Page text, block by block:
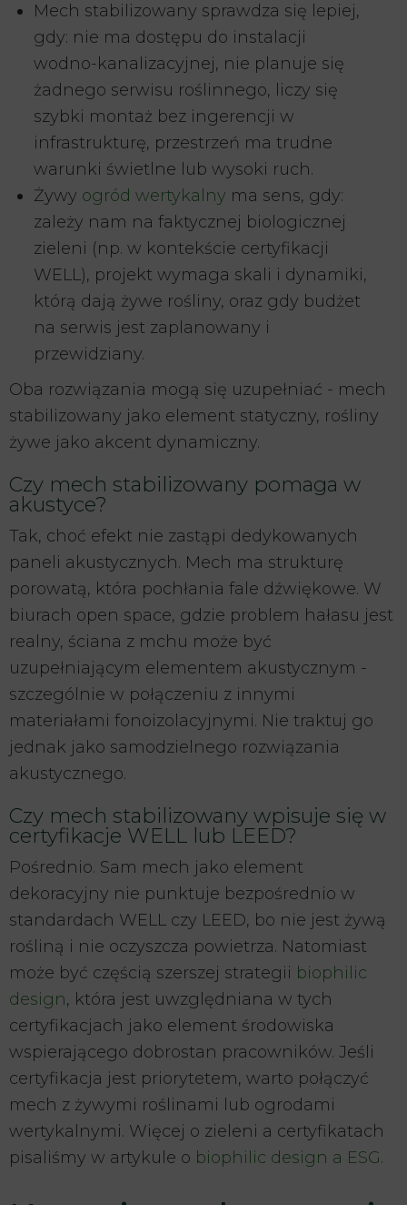
Mech stabilizowany sprawdza się lepiej,
gdy: nie ma dostępu do instalacji
wodno-kanalizacyjnej, nie planuje się
żadnego serwisu roślinnego, liczy się
szybki montaż bez ingerencji w
infrastrukturę, przestrzeń ma trudne
warunki świetlne lub wysoki ruch.
Żywy ogród wertykalny ma sens, gdy:
zależy nam na faktycznej biologicznej
zieleni (np. w kontekście certyfikacji
WELL), projekt wymaga skali i dynamiki,
którą dają żywe rośliny, oraz gdy budżet
na serwis jest zaplanowany i
przewidziany.
Oba rozwiązania mogą się uzupełniać - mech
stabilizowany jako element statyczny, rośliny
żywe jako akcent dynamiczny.
Czy mech stabilizowany pomaga w
akustyce?
Tak, choć efekt nie zastąpi dedykowanych
paneli akustycznych. Mech ma strukturę
porowatą, która pochłania fale dźwiękowe. W
biurach open space, gdzie problem hałasu jest
realny, ściana z mchu może być
uzupełniającym elementem akustycznym -
szczególnie w połączeniu z innymi
materiałami fonoizolacyjnymi. Nie traktuj go
jednak jako samodzielnego rozwiązania
akustycznego.
Czy mech stabilizowany wpisuje się w
certyfikacje WELL lub LEED?
Pośrednio. Sam mech jako element
dekoracyjny nie punktuje bezpośrednio w
standardach WELL czy LEED, bo nie jest żywą
rośliną i nie oczyszcza powietrza. Natomiast
może być częścią szerszej strategii biophilic
design, która jest uwzględniana w tych
certyfikacjach jako element środowiska
wspierającego dobrostan pracowników. Jeśli
certyfikacja jest priorytetem, warto połączyć
mech z żywymi roślinami lub ogrodami
wertykalnymi. Więcej o zieleni a certyfikatach
pisaliśmy w artykule o biophilic design a ESG.